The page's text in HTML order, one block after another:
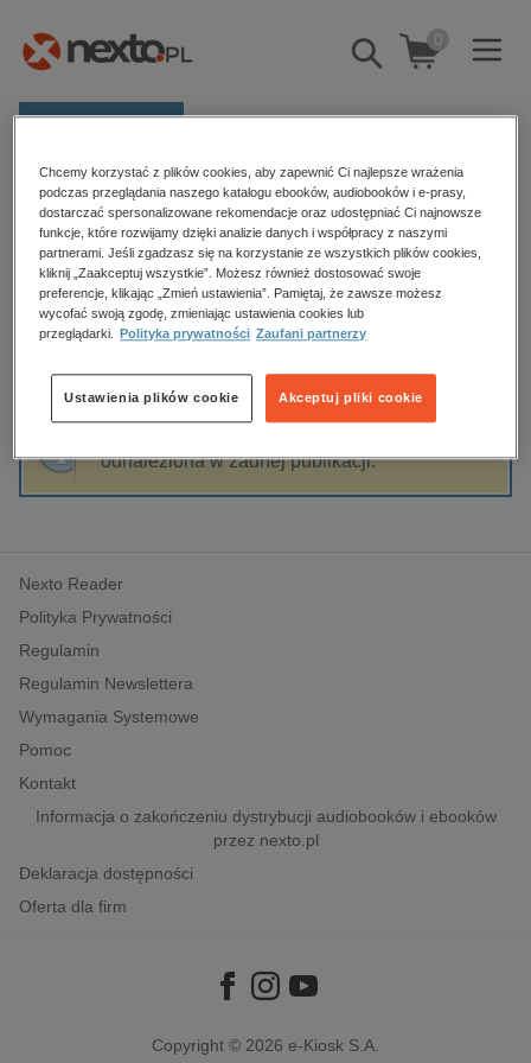
Pokaż/schowaj
wyszukiwarkę
0
Kategorie
Zobacz wszystkie E-prasa
budownictwo, aranżacja wnętrz
biznesowe, branżowe, gospodarka
dzienniki
edukacja
hobby, sport, rozrywka
komputery, internet, technologie, informatyka
polityka, społeczno-informacyjne
psychologiczne
inne
popularno-naukowe
historia
Strona główna Angelika Borowska
Angelika Borowska
Sortowanie Filtrowanie
odnaleziona w żadnej publikacji.
Nexto Reader
Polityka Prywatności
Regulamin
Regulamin Newslettera
Wymagania Systemowe
Pomoc
Kontakt
Informacja o zakończeniu dystrybucji audiobooków i ebooków
przez nexto.pl
Deklaracja dostępności
Oferta dla firm
Copyright © 2026 e-Kiosk S.A.
Chcemy korzystać z plików cookies, aby zapewnić Ci najlepsze wrażenia
podczas przeglądania naszego katalogu ebooków, audiobooków i e-prasy,
dostarczać spersonalizowane rekomendacje oraz udostępniać Ci najnowsze
funkcje, które rozwijamy dzięki analizie danych i współpracy z naszymi
partnerami. Jeśli zgadzasz się na korzystanie ze wszystkich plików cookies,
kliknij „Zaakceptuj wszystkie”. Możesz również dostosować swoje
preferencje, klikając „Zmień ustawienia”. Pamiętaj, że zawsze możesz
wycofać swoją zgodę, zmieniając ustawienia cookies lub
przeglądarki.
Polityka prywatności Zaufani partnerzy
Akceptuj pliki cookie
Ustawienia plików cookie